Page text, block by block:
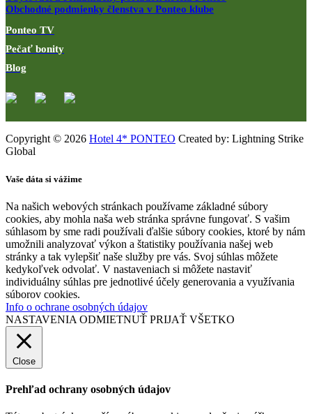
Obchodné podmienky členstva v Ponteo klube
Ponteo TV
Pečať bonity
Blog
Copyright © 2026 Hotel 4* PONTEO Created by: Lightning Strike
Global
Vaše dáta si vážime
Na našich webových stránkach používame základné súbory
cookies, aby mohla naša web stránka správne fungovať. S vašim
súhlasom by sme radi používali ďalšie súbory cookies, ktoré by nám
umožnili analyzovať výkon a štatistiky používania našej web
stránky a tak vylepšiť naše služby pre vás. Svoj súhlas môžete
kedykoľvek odvolať. V nastaveniach si môžete nastaviť
individuálny súhlas pre jednotlivé účely generovania a využívania
súborov cookies.
Info o ochrane osobných údajov
NASTAVENIA ODMIETNUŤ PRIJAŤ VŠETKO
Close
Prehľad ochrany osobných údajov